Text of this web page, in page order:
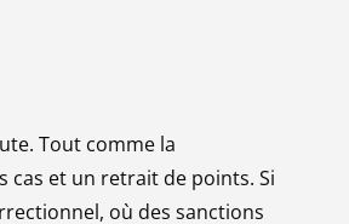
Retrait
Délits
Tout comme la
cas et un retrait de points. Si
où des sanctions